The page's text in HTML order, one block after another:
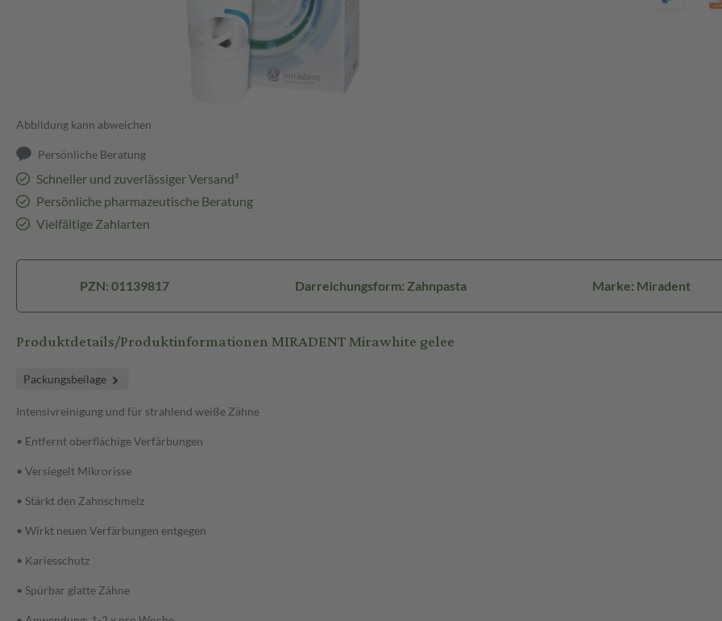
Abbildung kann abweichen
Persönliche Beratung
Schneller und zuverlässiger Versand³
Persönliche pharmazeutische Beratung
Vielfältige Zahlarten
PZN: 01139817 Darreichungsform: Zahnpasta Marke: Miradent
Produktdetails/Produktinformationen MIRADENT Mirawhite gelee
Packungsbeilage
Intensivreinigung und für strahlend weiße Zähne
• Entfernt oberflächige Verfärbungen
• Versiegelt Mikrorisse
• Stärkt den Zahnschmelz
• Wirkt neuen Verfärbungen entgegen
• Kariesschutz
• Spürbar glatte Zähne